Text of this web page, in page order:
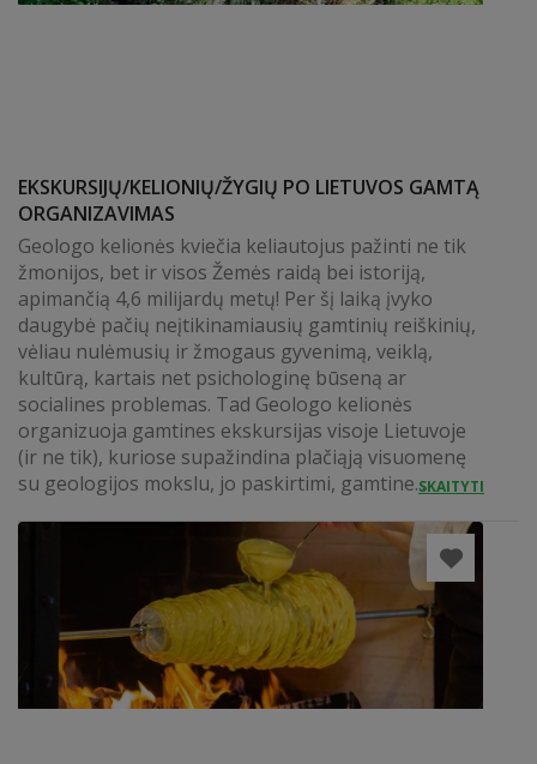
EKSKURSIJŲ/KELIONIŲ/ŽYGIŲ PO LIETUVOS GAMTĄ
ORGANIZAVIMAS
Geologo kelionės kviečia keliautojus pažinti ne tik
žmonijos, bet ir visos Žemės raidą bei istoriją,
apimančią 4,6 milijardų metų! Per šį laiką įvyko
daugybė pačių neįtikinamiausių gamtinių reiškinių,
vėliau nulėmusių ir žmogaus gyvenimą, veiklą,
kultūrą, kartais net psichologinę būseną ar
socialines problemas. Tad Geologo kelionės
organizuoja gamtines ekskursijas visoje Lietuvoje
(ir ne tik), kuriose supažindina plačiąją visuomenę
su geologijos mokslu, jo paskirtimi, gamtine...SKAITYTI